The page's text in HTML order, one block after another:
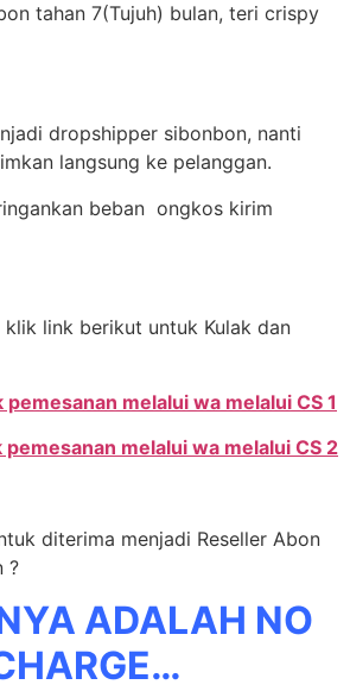
tahan 7(Tujuh) bulan, teri crispy
dropshipper sibonbon, nanti
langsung ke pelanggan.
beban ongkos kirim
link berikut untuk Kulak dan
melalui wa melalui CS 1
melalui wa melalui CS 2
diterima menjadi Reseller Abon
?
ADALAH NO